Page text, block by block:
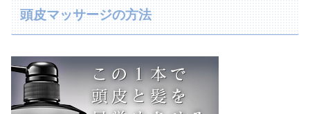
頭皮マッサージの方法